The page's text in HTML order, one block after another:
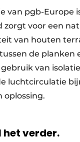
van pgb-Europe
zorgt voor een
van houten
de planken
van
luchtcirculatie
oplossing.
het verder.